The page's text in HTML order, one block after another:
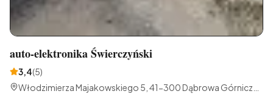
auto-elektronika Świerczyński
3,4(5)
Włodzimierza Majakowskiego 5, 41-300 Dąbrowa Górnicza,